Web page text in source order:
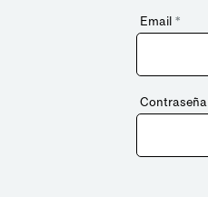
Email *
Contraseña